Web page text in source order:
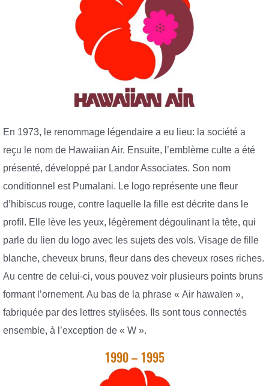
En 1973, le renommage légendaire a eu lieu: la société a
reçu le nom de Hawaiian Air. Ensuite, l’emblème culte a été
présenté, développé par Landor Associates. Son nom
conditionnel est Pumalani. Le logo représente une fleur
d’hibiscus rouge, contre laquelle la fille est décrite dans le
profil. Elle lève les yeux, légèrement dégoulinant la tête, qui
parle du lien du logo avec les sujets des vols. Visage de fille
blanche, cheveux bruns, fleur dans des cheveux roses riches.
Au centre de celui-ci, vous pouvez voir plusieurs points bruns
formant l’ornement. Au bas de la phrase « Air hawaïen »,
fabriquée par des lettres stylisées. Ils sont tous connectés
ensemble, à l’exception de « W ».
1990 – 1995